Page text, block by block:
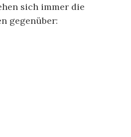
sich immer die
gegenüber: